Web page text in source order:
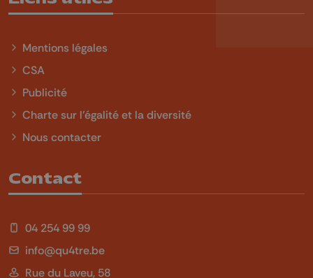
Mentions légales
CSA
Publicité
Charte sur l'égalité et la diversité
Nous contacter
Contact
04 254 99 99
info@qu4tre.be
Rue du Laveu, 58